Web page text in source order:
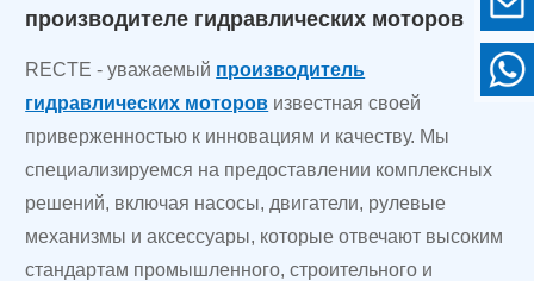
производителе гидравлических моторов
RECTE - уважаемый производитель
гидравлических моторов известная своей
приверженностью к инновациям и качеству. Мы
специализируемся на предоставлении комплексных
решений, включая насосы, двигатели, рулевые
механизмы и аксессуары, которые отвечают высоким
стандартам промышленного, строительного и